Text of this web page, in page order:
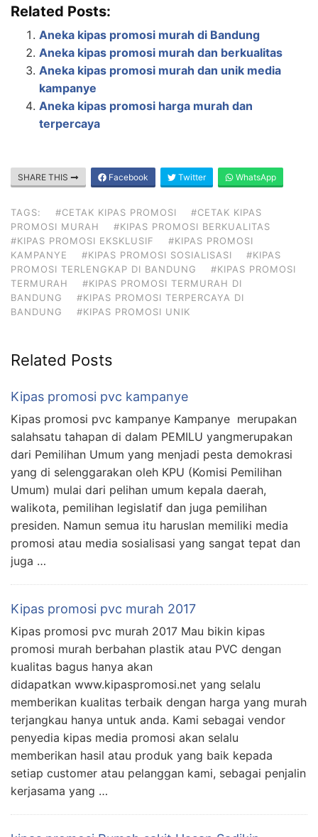
Related Posts:
Aneka kipas promosi murah di Bandung
Aneka kipas promosi murah dan berkualitas
Aneka kipas promosi murah dan unik media
kampanye
Aneka kipas promosi harga murah dan
terpercaya
SHARE THIS Facebook Twitter WhatsApp
TAGS: #CETAK KIPAS PROMOSI
#CETAK KIPAS
PROMOSI MURAH
#KIPAS PROMOSI BERKUALITAS
#KIPAS PROMOSI EKSKLUSIF
#KIPAS PROMOSI
KAMPANYE
#KIPAS PROMOSI SOSIALISASI
#KIPAS
PROMOSI TERLENGKAP DI BANDUNG
#KIPAS PROMOSI
TERMURAH
#KIPAS PROMOSI TERMURAH DI
BANDUNG
#KIPAS PROMOSI TERPERCAYA DI
BANDUNG
#KIPAS PROMOSI UNIK
Related Posts
Kipas promosi pvc kampanye
Kipas promosi pvc kampanye Kampanye merupakan
salahsatu tahapan di dalam PEMILU yangmerupakan
dari Pemilihan Umum yang menjadi pesta demokrasi
yang di selenggarakan oleh KPU (Komisi Pemilihan
Umum) mulai dari pelihan umum kepala daerah,
walikota, pemilihan legislatif dan juga pemilihan
presiden. Namun semua itu haruslan memiliki media
promosi atau media sosialisasi yang sangat tepat dan
juga …
Kipas promosi pvc murah 2017
Kipas promosi pvc murah 2017 Mau bikin kipas
promosi murah berbahan plastik atau PVC dengan
kualitas bagus hanya akan
didapatkan www.kipaspromosi.net yang selalu
memberikan kualitas terbaik dengan harga yang murah
terjangkau hanya untuk anda. Kami sebagai vendor
penyedia kipas media promosi akan selalu
memberikan hasil atau produk yang baik kepada
setiap customer atau pelanggan kami, sebagai penjalin
kerjasama yang …